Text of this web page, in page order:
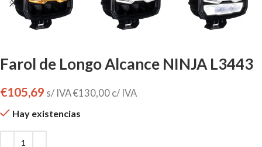
Farol de Longo Alcance NINJA L3443
€105,69 s/ IVA€130,00 c/ IVA
Hay existencias